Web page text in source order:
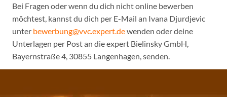
Bei Fragen oder wenn du dich nicht online bewerben
möchtest, kannst du dich per E-Mail an Ivana Djurdjevic
unter bewerbung@vvc.expert.dewenden oder deine
Unterlagen per Post an die expert Bielinsky GmbH,
Bayernstraße 4, 30855 Langenhagen, senden.